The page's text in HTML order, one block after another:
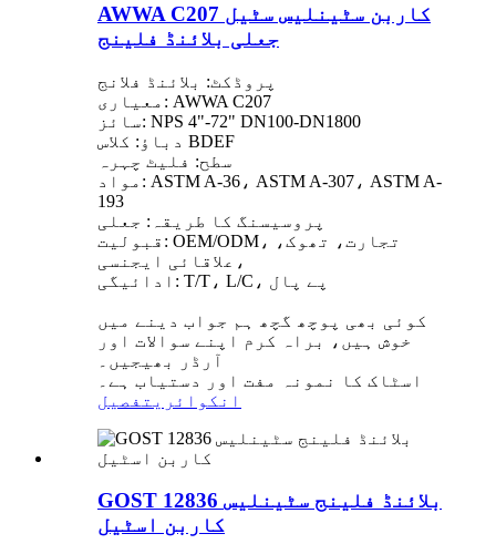
AWWA C207 کاربن سٹینلیس سٹیل
جعلی بلائنڈ فلینج
پروڈکٹ: بلائنڈ فلانج
معیاری: AWWA C207
سائز: NPS 4"-72" DN100-DN1800
دباؤ: کلاس BDEF
سطح: فلیٹ چہرہ
مواد: ASTM A-36، ASTM A-307، ASTM A-
193
پروسیسنگ کا طریقہ: جعلی
قبولیت: OEM/ODM، تجارت، تھوک،
علاقائی ایجنسی،
ادائیگی: T/T، L/C، پے پال
کوئی بھی پوچھ گچھ ہم جواب دینے میں
خوش ہیں، براہ کرم اپنے سوالات اور
آرڈر بھیجیں۔
اسٹاک کا نمونہ مفت اور دستیاب ہے۔
انکوائری تفصیل
GOST 12836 بلائنڈ فلینج سٹینلیس
کاربن اسٹیل